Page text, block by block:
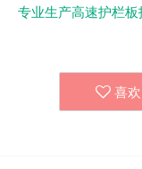
专业生产高速护栏
喜